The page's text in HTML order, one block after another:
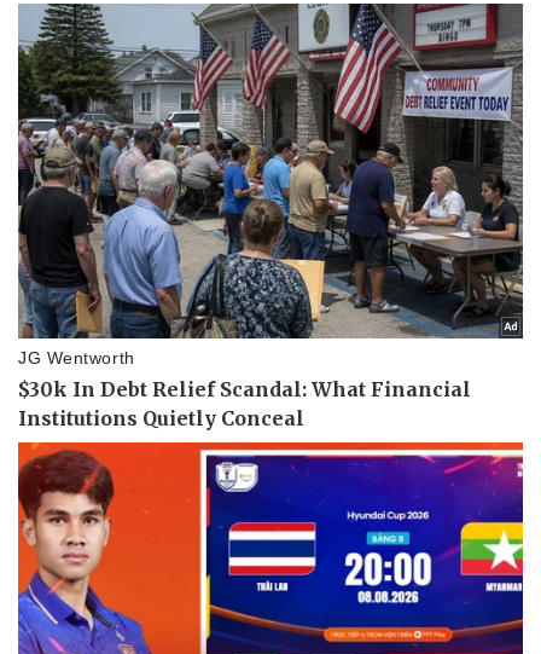
Pháp luật
Vụ án
Tin nóng
Tư vấn luật
Quân sự - Quốc phòng
Vũ khí
Việt Nam
Phân tích